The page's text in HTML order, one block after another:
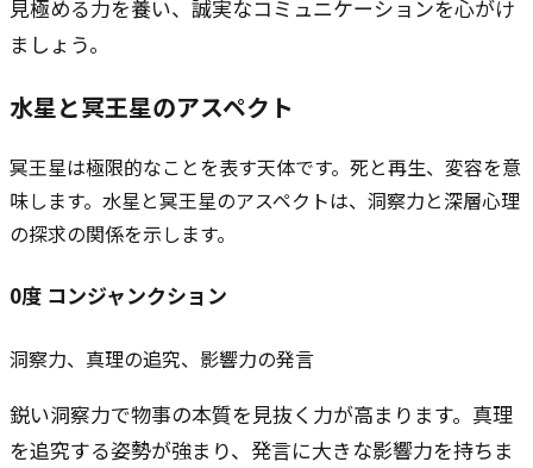
見極める力を養い、誠実なコミュニケーションを心がけ
ましょう。
水星と冥王星のアスペクト
冥王星は極限的なことを表す天体です。死と再生、変容を意
味します。水星と冥王星のアスペクトは、洞察力と深層心理
の探求の関係を示します。
0度 コンジャンクション
洞察力、真理の追究、影響力の発言
鋭い洞察力で物事の本質を見抜く力が高まります。真理
を追究する姿勢が強まり、発言に大きな影響力を持ちま